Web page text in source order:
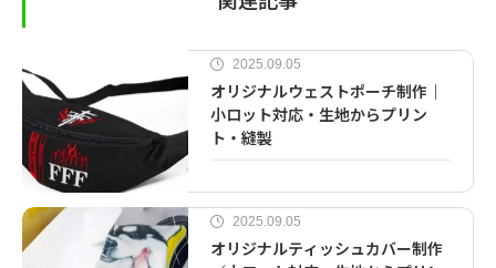
2025.09.05
オリジナルウェストポーチ制作｜
小ロット対応・生地からプリン
ト・縫製
2025.09.05
オリジナルティッシュカバー制作